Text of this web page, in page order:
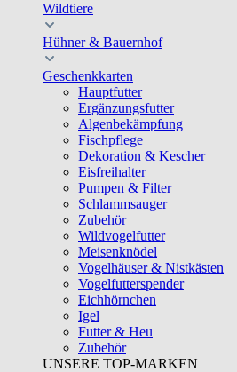
Wildtiere
Hühner & Bauernhof
Geschenkkarten
Hauptfutter
Ergänzungsfutter
Algenbekämpfung
Fischpflege
Dekoration & Kescher
Eisfreihalter
Pumpen & Filter
Schlammsauger
Zubehör
Wildvogelfutter
Meisenknödel
Vogelhäuser & Nistkästen
Vogelfutterspender
Eichhörnchen
Igel
Futter & Heu
Zubehör
UNSERE TOP-MARKEN